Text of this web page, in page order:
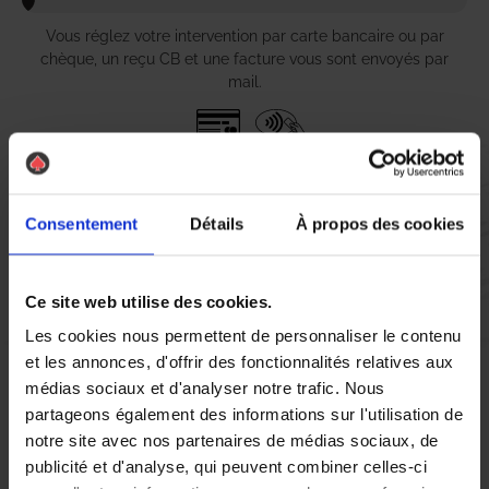
Consentement Détails À propos des cookies
Ce site web utilise des cookies.
Les cookies nous permettent de personnaliser le contenu
et les annonces, d'offrir des fonctionnalités relatives aux
médias sociaux et d'analyser notre trafic. Nous
partageons également des informations sur l'utilisation de
notre site avec nos partenaires de médias sociaux, de
publicité et d'analyse, qui peuvent combiner celles-ci
Vous réglez votre intervention par carte bancaire ou par
chèque, un reçu CB et une facture vous sont envoyés par
mail.
Vous évaluez la prestation
Vous recevez une demande d’évaluation de votre expérience
Nous avons pensé à tout
À Saint Martin D’Hères, la présence de nuisibles tels que les